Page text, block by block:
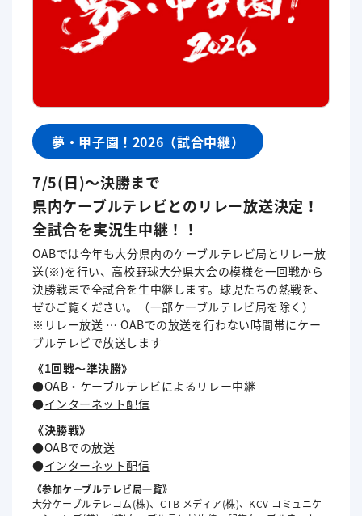
夢・甲子園！2026（試合中継）
7/5(日)～決勝まで
県内ケーブルテレビとのリレー放送決定！
全試合を実況生中継！！
OABでは今年も大分県内のケーブルテレビ局とリレー放
送(※)を行い、高校野球大分県大会の模様を一回戦から
決勝戦まで全試合を生中継します。球児たちの熱戦を、
ぜひご覧ください。（一部ケーブルテレビ局を除く）
※リレー放送 … OABでの放送を行わない時間帯にケー
ブルテレビで放送します
《1回戦～準決勝》
●OAB・ケーブルテレビによるリレー中継
●インターネット配信
《決勝戦》
●OABでの放送
●インターネット配信
《参加ケーブルテレビ局一覧》
大分ケーブルテレコム(株)、CTB メディア(株)、KCV コミュニケ